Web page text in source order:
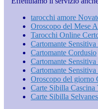
tarocchi amore
Oroscopo del Mese
Tarocchi Online
Cartomante
Cartomante Cordusio
Cartomante
Cartomante Sensitiva
Oroscopo del giorno
Carte Sibilla Cascina
Carte Sibilla